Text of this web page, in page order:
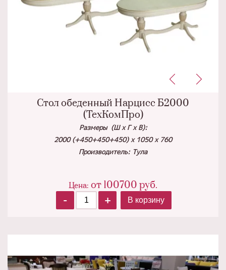
Стол обеденный Нарцисс Б2000
(ТехКомПро)
Размеры (Ш х Г х В):
2000 (+450+450+450) х 1050 х 760
Производитель: Тула
Цена: от 100700 руб.
-
+ В корзину